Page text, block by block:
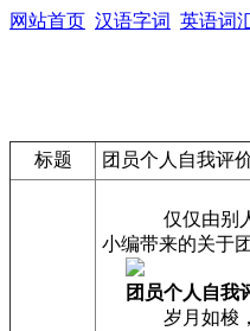
网站首页 汉语字词 英语词
标题 团员个人自我评
仅仅由别人的
小编带来的关于
团员个人自我
岁月如梭，转